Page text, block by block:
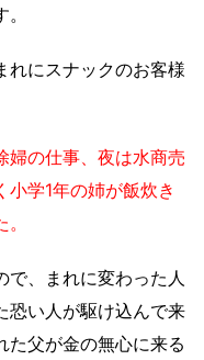
れにスナックのお客様
婦の仕事、夜は水商売
学1年の姉が飯炊き
で、まれに変わった人
恐い人が駆け込んで来
た父が金の無心に来る